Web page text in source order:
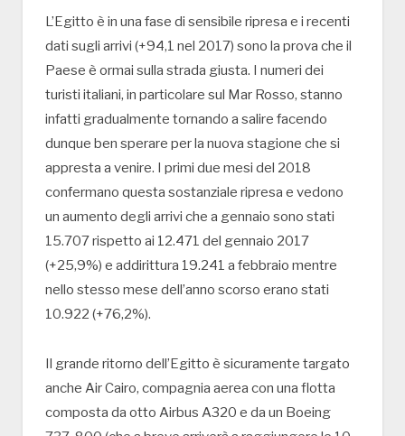
L’Egitto è in una fase di sensibile ripresa e i recenti
dati sugli arrivi (+94,1 nel 2017) sono la prova che il
Paese è ormai sulla strada giusta. I numeri dei
turisti italiani, in particolare sul Mar Rosso, stanno
infatti gradualmente tornando a salire facendo
dunque ben sperare per la nuova stagione che si
appresta a venire. I primi due mesi del 2018
confermano questa sostanziale ripresa e vedono
un aumento degli arrivi che a gennaio sono stati
15.707 rispetto ai 12.471 del gennaio 2017
(+25,9%) e addirittura 19.241 a febbraio mentre
nello stesso mese dell’anno scorso erano stati
10.922 (+76,2%).
Il grande ritorno dell’Egitto è sicuramente targato
anche Air Cairo, compagnia aerea con una flotta
composta da otto Airbus A320 e da un Boeing